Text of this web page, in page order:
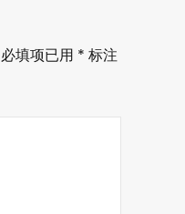
必填项已用 * 标注